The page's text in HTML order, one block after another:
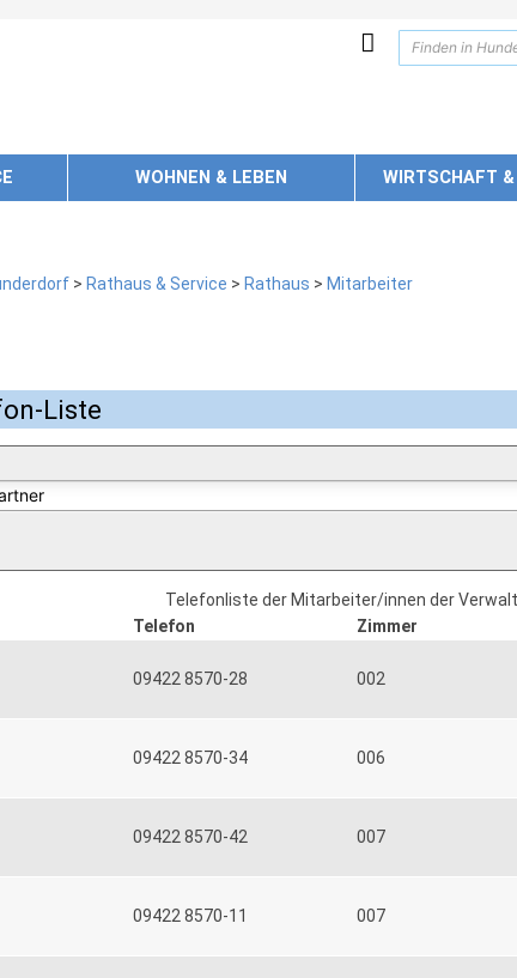
WOHNEN & LEBEN WIRTSCHAFT
> Rathaus & Service > Rathaus > Mitarbeiter
Liste
Telefonliste der Mitarbeiter/innen der
Telefon Zimmer
09422 8570-28
002
09422 8570-34
006
09422 8570-42
007
09422 8570-11
007